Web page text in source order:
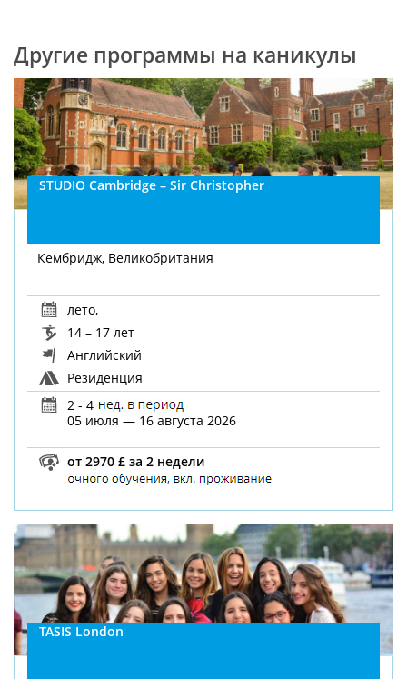
Другие программы на каникулы
STUDIO Cambridge – Sir Christopher
Кембридж, Великобритания
лето,
14 – 17 лет
Английский
Резиденция
2 - 4
05 июля — 16 августа 2026
от 2970 £ за 2 недели
TASIS London